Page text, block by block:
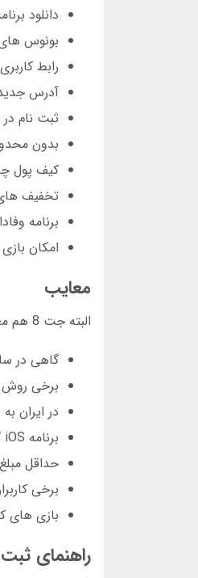
دانلود برنامه جت 8 برای موبایل
بونوس های
رابط
آدرس جدید جت 8 همواره
ثبت نام در سایت جت 8
بدون
کیف پول
تخفیف
برنامه
امکان
معایب
البته جت 8 هم معایبی دارد که باید بدانید:
گاهی در
برخی روش های
در ایران
برنامه iOS گاهی دیرتر از اندروید به روزرسانی می شود
حداقل مبلغ برداشت
برخی
بازی های
راهنمای